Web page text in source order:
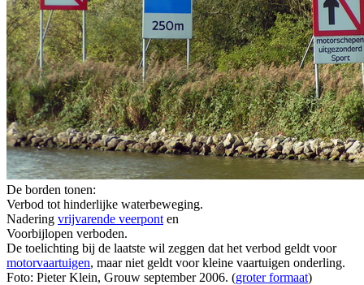
De borden tonen:
Verbod tot hinderlijke waterbeweging.
Nadering vrijvarende veerpont en
Voorbijlopen verboden.
De toelichting bij de laatste wil zeggen dat het verbod geldt voor
motorvaartuigen, maar niet geldt voor kleine vaartuigen onderling.
Foto: Pieter Klein, Grouw september 2006. (groter formaat)